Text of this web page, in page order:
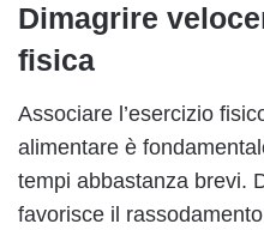
Dimagrire
fisica
Associare l’esercizio
alimentare è
tempi abbastanza brevi.
favorisce il